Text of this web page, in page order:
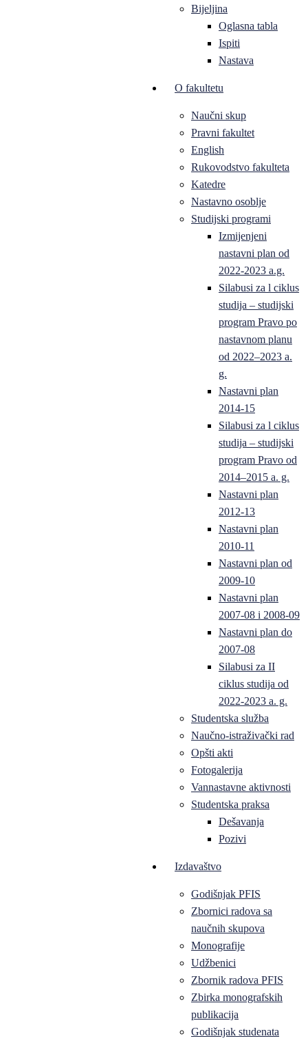
Bijeljina
Oglasna tabla
Ispiti
Nastava
O fakultetu
Naučni skup
Pravni fakultet
English
Rukovodstvo fakulteta
Katedre
Nastavno osoblje
Studijski programi
Izmijenjeni
nastavni plan od
2022-2023 a.g.
Silabusi za l ciklus
studija – studijski
program Pravo po
nastavnom planu
od 2022–2023 a.
g.
Nastavni plan
2014-15
Silabusi za l ciklus
studija – studijski
program Pravo od
2014–2015 a. g.
Nastavni plan
2012-13
Nastavni plan
2010-11
Nastavni plan od
2009-10
Nastavni plan
2007-08 i 2008-09
Nastavni plan do
2007-08
Silabusi za II
ciklus studija od
2022-2023 a. g.
Studentska služba
Naučno-istraživački rad
Opšti akti
Fotogalerija
Vannastavne aktivnosti
Studentska praksa
Dešavanja
Pozivi
Izdavaštvo
Godišnjak PFIS
Zbornici radova sa
naučnih skupova
Monografije
Udžbenici
Zbornik radova PFIS
Zbirka monografskih
publikacija
Godišnjak studenata